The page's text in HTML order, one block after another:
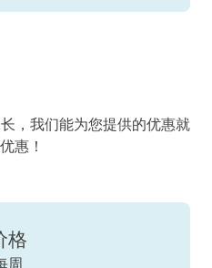
，我们能为您提供的优惠就
惠！
格
周